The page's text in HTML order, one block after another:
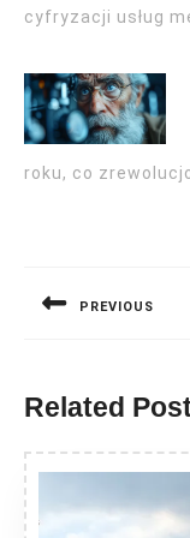
cyfryzacji usług
roku, co
PREVIOUS
Related